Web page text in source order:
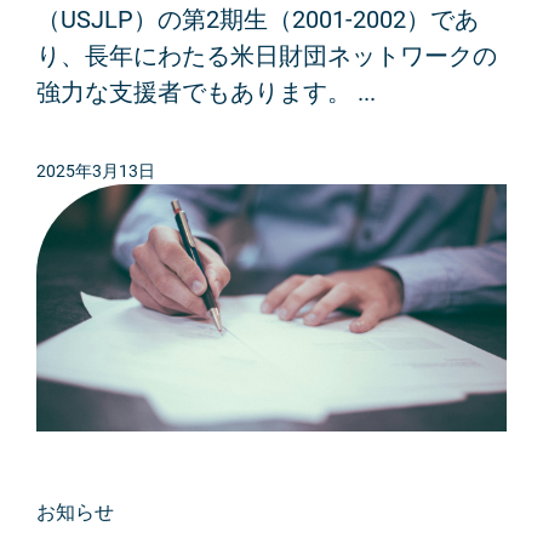
（USJLP）の第2期生（2001-2002）であ
り、長年にわたる米日財団ネットワークの
強力な支援者でもあります。 ...
2025年3月13日
お知らせ